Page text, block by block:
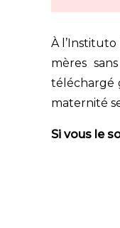
À
mères
téléchargé
maternité
Si vous le